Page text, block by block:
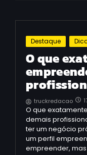
Destaque
O que
truckredacao
O que
demais
ter um negócio
um perfil
empreender,